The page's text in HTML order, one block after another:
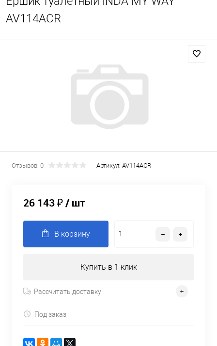
AV114ACR
Отзывов: 0 Артикул: AV114ACR
26 143 ₽/ шт
В корзину
Купить в 1 клик
Рассчитать доставку
Под заказ